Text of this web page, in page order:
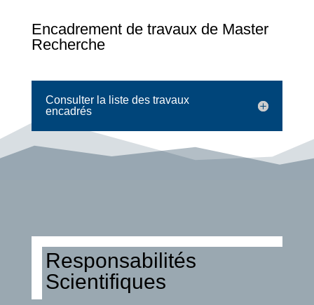
Encadrement de travaux de Master
Recherche
Consulter la liste des travaux
encadrés
Responsabilités
Scientifiques